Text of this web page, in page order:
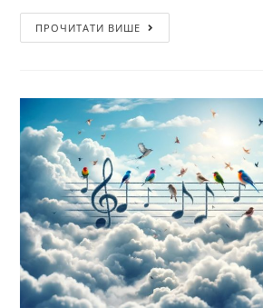
ПРОЧИТАТИ ВИШЕ